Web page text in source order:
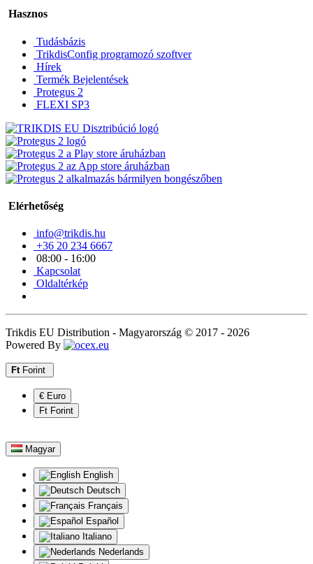
Hasznos
Tudásbázis
TrikdisConfig programozó szoftver
Hírek
Termék Bejelentések
Protegus 2
FLEXI SP3
Elérhetőség
info@trikdis.hu
+36 20 234 6667
08:00 - 16:00
Kapcsolat
Oldaltérkép
Trikdis EU Distribution - Magyarország © 2017 - 2026
Powered By
Ft Forint
€ Euro
Ft Forint
Magyar
English
Deutsch
Français
Español
Italiano
Nederlands